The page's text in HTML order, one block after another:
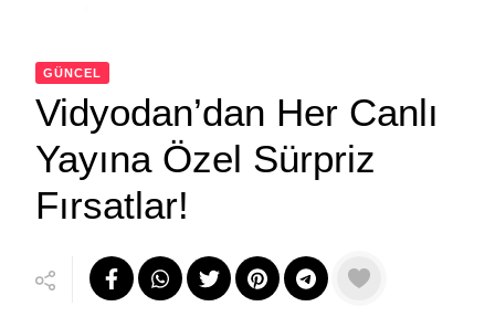
GÜNCEL
Vidyodan’dan Her Canlı
Yayına Özel Sürpriz
Fırsatlar!